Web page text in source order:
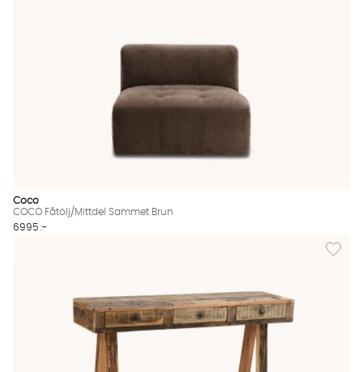
Coco
COCO Fåtölj/Mittdel Sammet Brun
6995 :-
Lägg